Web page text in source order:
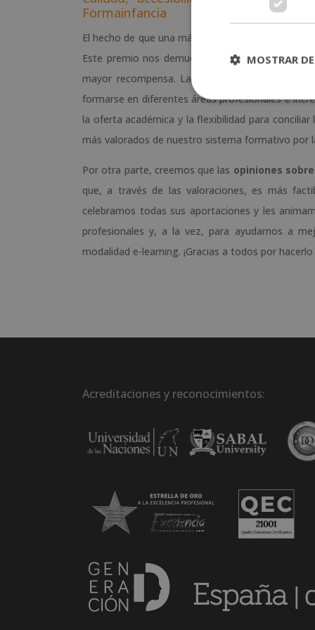
Formainfancia
El hecho de que una más de nuestras
Este premio nos demuestra que nuestra labor
mayor recompensa. La gran mayoría de las
formarse en diferentes áreas profesionales e
la oferta académica y la flexibilidad para
más valorados de nuestro sistema formativo por
Por otra parte, creemos que las opiniones
que, a través de las valoraciones, es más
celebramos todas sus aportaciones y les
profesionales y, a la vez, para ayudarnos a
modalidad e-learning. ¡Gracias a todos por hacerlo
Acreditaciones y reconocimientos:
MOSTRAR